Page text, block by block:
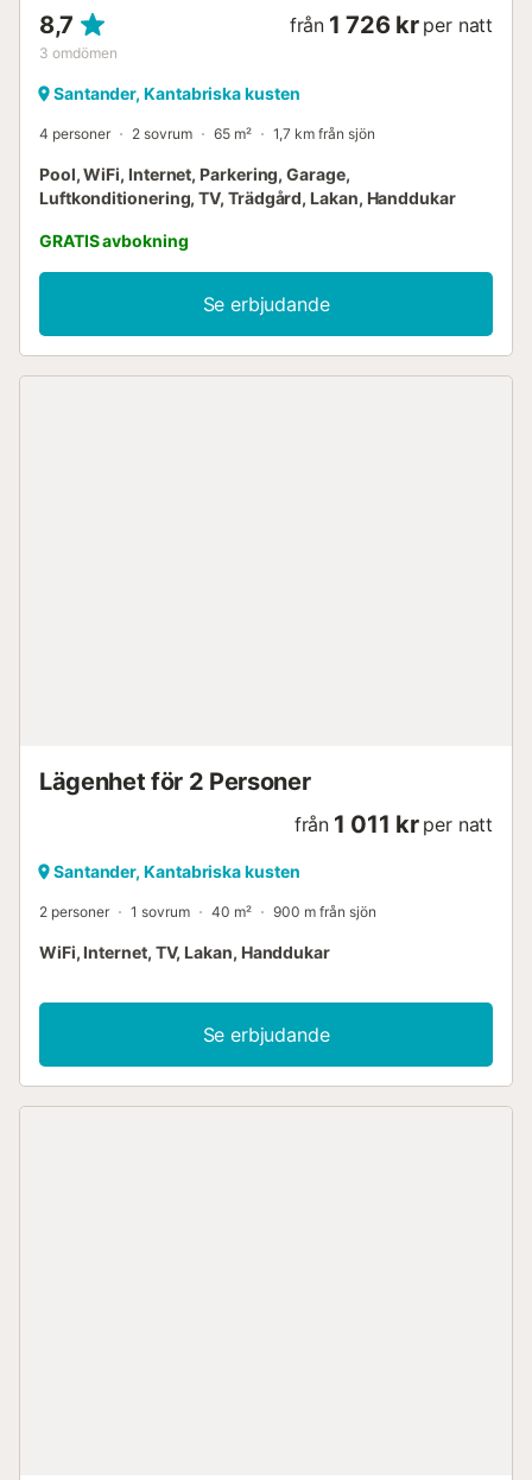
8,7
3 omdömen
från 1 726 kr per natt
Santander, Kantabriska kusten
4 personer 2 sovrum 65 m² 1,7 km från sjön
Pool, WiFi, Internet, Parkering, Garage,
Luftkonditionering, TV, Trädgård, Lakan, Handdukar
GRATIS avbokning
Se erbjudande
Lägenhet för 2 Personer
från 1 011 kr per natt
Santander, Kantabriska kusten
2 personer 1 sovrum 40 m² 900 m från sjön
WiFi, Internet, TV, Lakan, Handdukar
Se erbjudande